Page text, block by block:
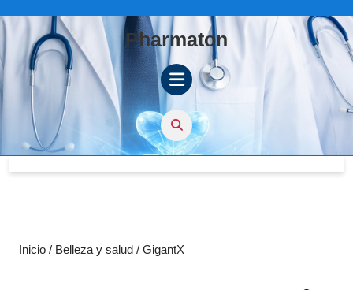
to
content
Pharmaton
Button
Inicio / Belleza y salud / GigantX